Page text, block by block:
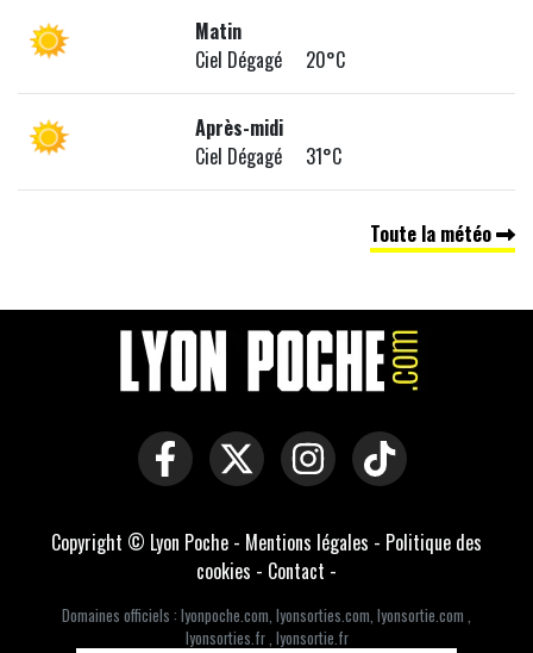
Matin
Ciel Dégagé 20°C
Après-midi
Ciel Dégagé 31°C
Toute la météo
Copyright © Lyon Poche - Mentions légales - Politique des
cookies - Contact -
Domaines officiels : lyonpoche.com, lyonsorties.com, lyonsortie.com ,
lyonsorties.fr, lyonsortie.fr